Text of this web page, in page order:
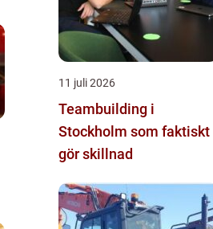
11 juli 2026
Teambuilding i
Stockholm som faktiskt
gör skillnad